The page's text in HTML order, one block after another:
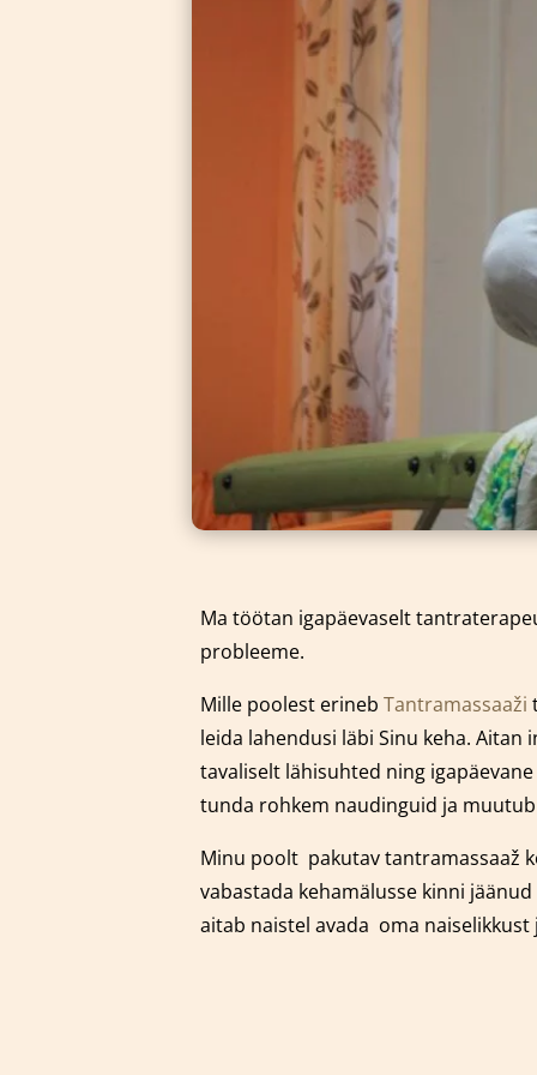
Ma töötan igapäevaselt
probleeme.
Mille poolest erineb Tantramassaaži
leida lahendusi läbi Sinu keha.
tavaliselt lähisuhted ning
tunda rohkem naudinguid ja
Minu poolt pakutav tantramassaaž
vabastada kehamälusse kinni
aitab naistel avada oma naiselikkust